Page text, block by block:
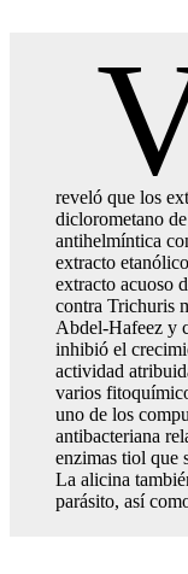
reveló que los
diclorometano
antihelmíntica
extracto
extracto acuoso
contra Trichuris
Abdel-Hafeez y
inhibió el
actividad
varios
uno de los
antibacteriana
enzimas tiol que
La alicina
parásito, así